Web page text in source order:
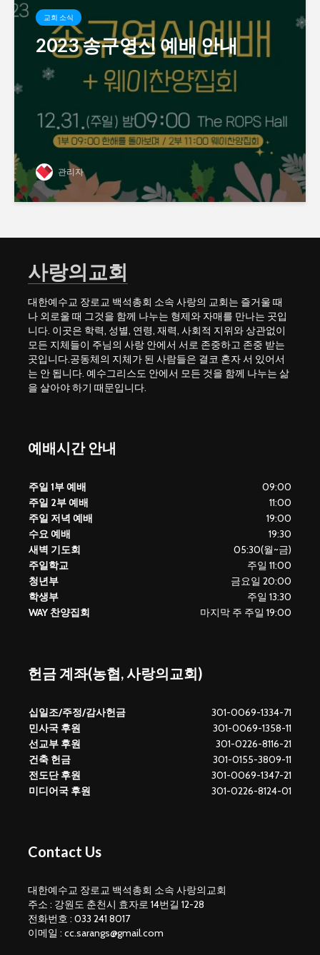
교회 소식
2023 송구영신 예배 안내
관리자
사랑의교회
대한예수교 장로교 백석총회 소속 사랑의 교회는 즐거울 때
나 외로울 때 그것을 함께 나누는 형제와 자매를 만나는 곳입
니다. 이곳은 학력, 성별, 연령, 재력, 사회적 지위와 상관없이
모든 지체들이 주님의 사랑 안에서 서로 존중하고 존중 받는
곳입니다.공동체의 지체가 된 사람들은 결코 혼자 서 있어서
는 안 됩니다. 예수그리스도 안에서 모든 것을 함께 나누는 삶
을 살아야 하기 때문입니다.
예배시간 안내
주일 1부 예배
09:00
주일 2부 예배
11:00
주일 저녁 예배
19:00
수요 예배
19:30
새벽 기도회
05:30(월~금)
주일학교
주일 11:00
청년부
금요일 20:00
학생부
주일 13:30
WAY 찬양집회
마지막 주 주일 19:00
헌금 계좌(농협, 사랑의교회)
십일조/주정/감사헌금
301-0069-1334-71
민사국 후원
301-0069-1358-11
선교부 후원
301-0226-8116-21
건축 헌금
301-0155-3809-11
전도단 후원
301-0069-1347-21
미디어국 후원
301-0226-8124-01
Contact Us
대한예수교 장로교 백석총회 소속 사랑의교회
주소 : 강원도 춘천시 효자로 14번길 12-28
전화번호 : 033 241 8017
이메일 : cc.sarangs@gmail.com